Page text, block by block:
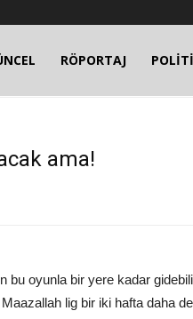
RÖPORTAJ
ama!
bu oyunla bir yere kadar
lig bir iki hafta daha